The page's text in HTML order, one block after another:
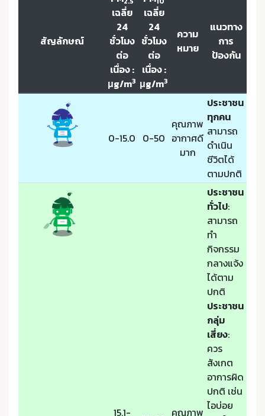
สัญลักษณ์
เฉลี่ย
24
ชั่วโมง
ต่อ
เนื่อง :
μg/m3
เฉลี่ย
24
ชั่วโมง
ต่อ
เนื่อง :
μg/m3
ความ
หมาย
แนวทาง
การ
ป้องกัน
0-15.0 0-50
คุณภาพ
อากาศดี
มาก
ประชาชน
ทุกคน
สามารถ
ดำเนิน
ชีวิตได้
ตามปกติ
15.1-
คุณภาพ
ประชาชน
ทั่วไป:
สามารถ
ทำ
กิจกรรม
กลางแจ้ง
ได้ตาม
ปกติ
ประชาชน
กลุ่ม
เสี่ยง:
ควร
สังเกต
อาการผิด
ปกติ เช่น
ไอบ่อย